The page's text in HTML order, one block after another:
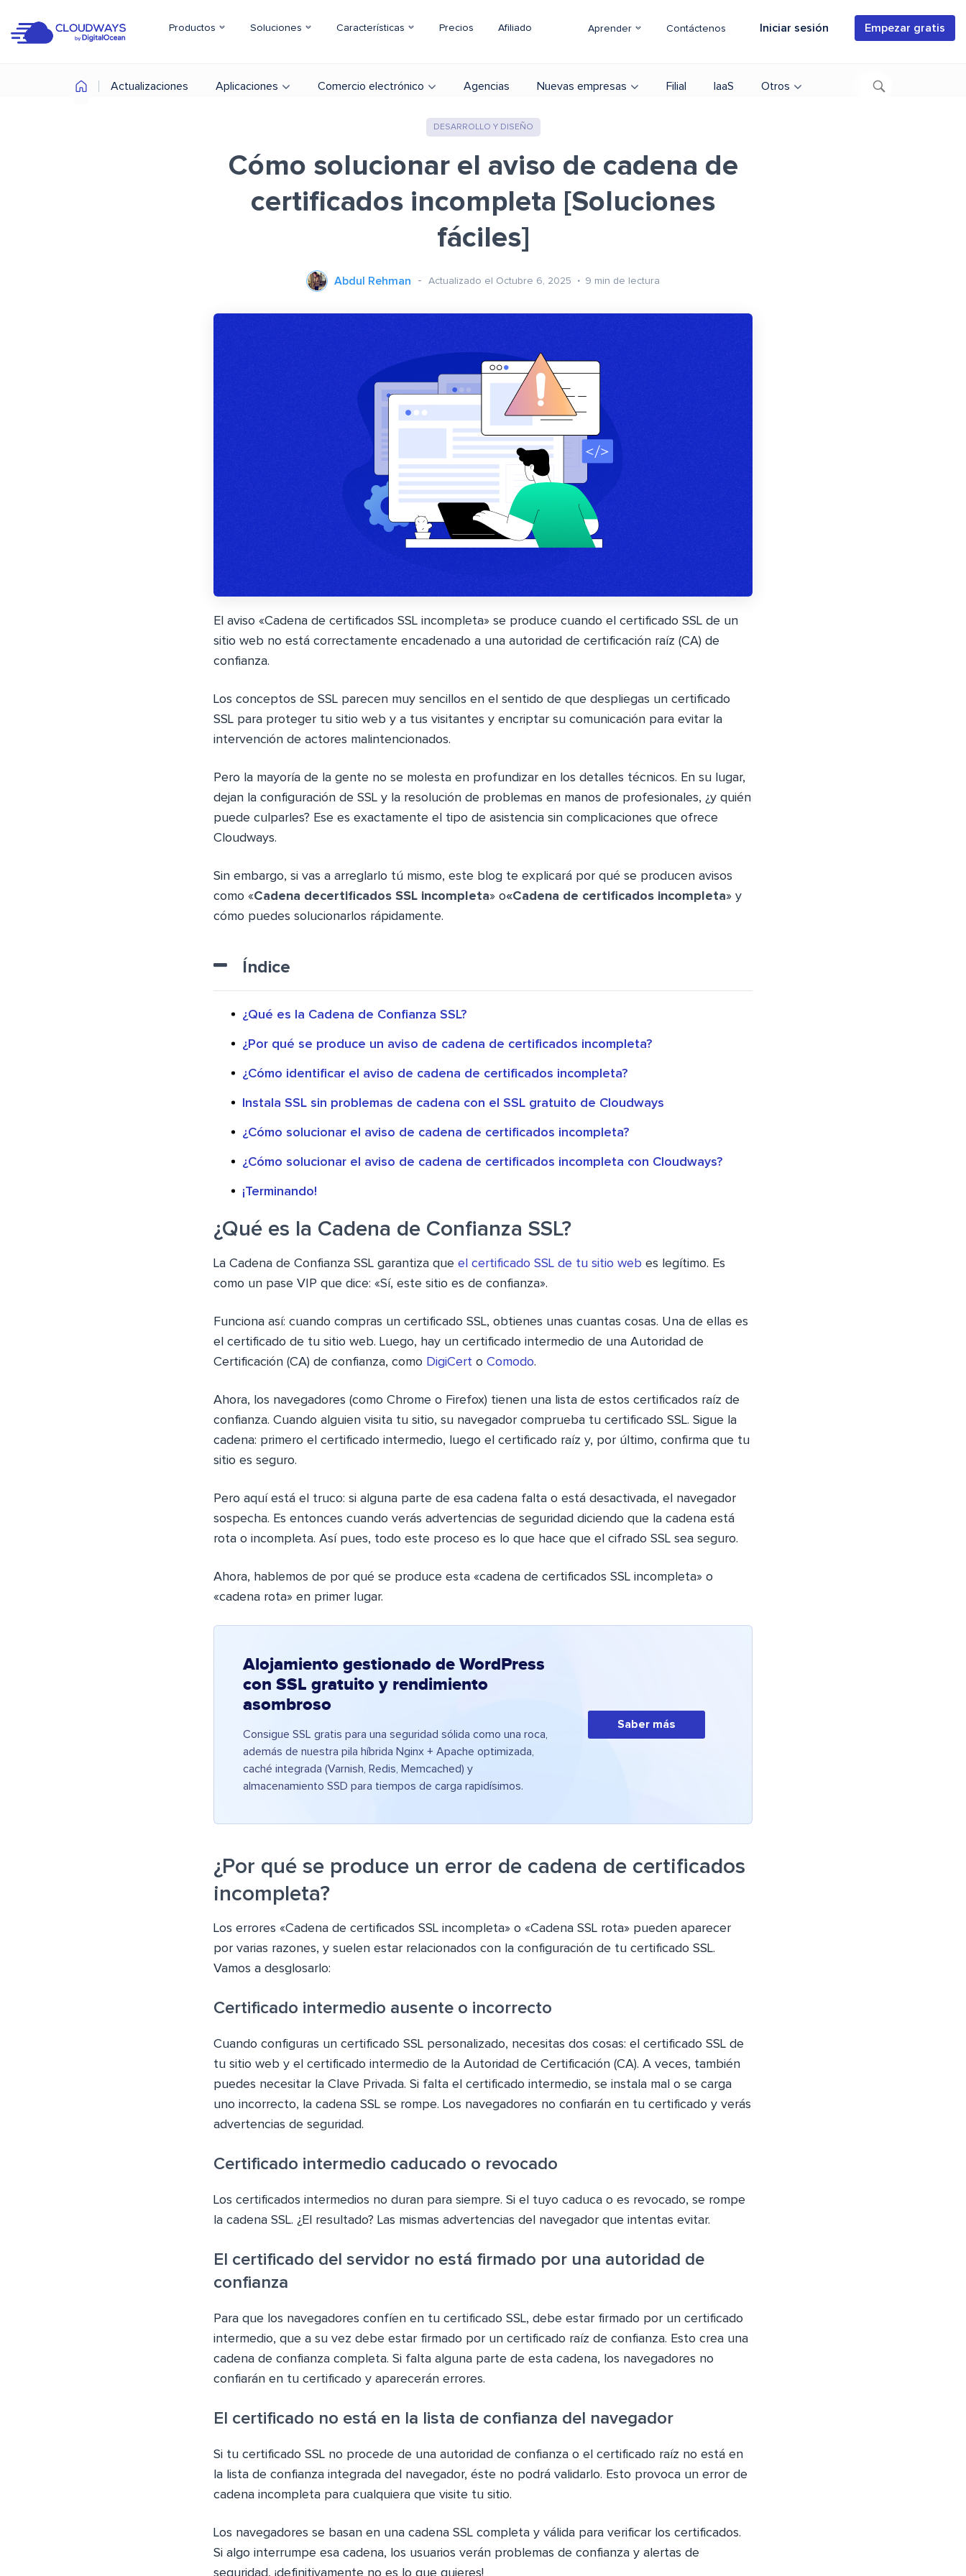
Productos Soluciones Características Precios Afiliado Aprender Contáctenos Iniciar sesión Empezar gratis
Actualizaciones Aplicaciones Comercio electrónico Agencias Nuevas empresas Filial IaaS Otros
DESARROLLO Y DISEÑO
Cómo solucionar el aviso de cadena de
certificados incompleta [Soluciones
fáciles]
Abdul Rehman Actualizado el Octubre 6, 2025 9 min de lectura
El aviso «Cadena de certificados SSL incompleta» se produce cuando el certificado SSL de un
sitio web no está correctamente encadenado a una autoridad de certificación raíz (CA) de
confianza.
Los conceptos de SSL parecen muy sencillos en el sentido de que despliegas un certificado
SSL para proteger tu sitio web y a tus visitantes y encriptar su comunicación para evitar la
intervención de actores malintencionados.
Pero la mayoría de la gente no se molesta en profundizar en los detalles técnicos. En su lugar,
dejan la configuración de SSL y la resolución de problemas en manos de profesionales, ¿y quién
puede culparles? Ese es exactamente el tipo de asistencia sin complicaciones que ofrece
Cloudways.
Sin embargo, si vas a arreglarlo tú mismo, este blog te explicará por qué se producen avisos
como «Cadena decertificados SSL incompleta» o«Cadena de certificados incompleta» y
cómo puedes solucionarlos rápidamente.
Índice
¿Qué es la Cadena de Confianza SSL?
¿Por qué se produce un aviso de cadena de certificados incompleta?
¿Cómo identificar el aviso de cadena de certificados incompleta?
Instala SSL sin problemas de cadena con el SSL gratuito de Cloudways
¿Cómo solucionar el aviso de cadena de certificados incompleta?
¿Cómo solucionar el aviso de cadena de certificados incompleta con Cloudways?
¡Terminando!
¿Qué es la Cadena de Confianza SSL?
La Cadena de Confianza SSL garantiza que el certificado SSL de tu sitio web es legítimo. Es
como un pase VIP que dice: «Sí, este sitio es de confianza».
Funciona así: cuando compras un certificado SSL, obtienes unas cuantas cosas. Una de ellas es
el certificado de tu sitio web. Luego, hay un certificado intermedio de una Autoridad de
Certificación (CA) de confianza, como DigiCert o Comodo.
Ahora, los navegadores (como Chrome o Firefox) tienen una lista de estos certificados raíz de
confianza. Cuando alguien visita tu sitio, su navegador comprueba tu certificado SSL. Sigue la
cadena: primero el certificado intermedio, luego el certificado raíz y, por último, confirma que tu
sitio es seguro.
Pero aquí está el truco: si alguna parte de esa cadena falta o está desactivada, el navegador
sospecha. Es entonces cuando verás advertencias de seguridad diciendo que la cadena está
rota o incompleta. Así pues, todo este proceso es lo que hace que el cifrado SSL sea seguro.
Ahora, hablemos de por qué se produce esta «cadena de certificados SSL incompleta» o
«cadena rota» en primer lugar.
Alojamiento gestionado de WordPress
con SSL gratuito y rendimiento
asombroso
Consigue SSL gratis para una seguridad sólida como una roca,
además de nuestra pila híbrida Nginx + Apache optimizada,
caché integrada (Varnish, Redis, Memcached) y
almacenamiento SSD para tiempos de carga rapidísimos.
Saber más
¿Por qué se produce un error de cadena de certificados
incompleta?
Los errores «Cadena de certificados SSL incompleta» o «Cadena SSL rota» pueden aparecer
por varias razones, y suelen estar relacionados con la configuración de tu certificado SSL.
Vamos a desglosarlo:
Certificado intermedio ausente o incorrecto
Cuando configuras un certificado SSL personalizado, necesitas dos cosas: el certificado SSL de
tu sitio web y el certificado intermedio de la Autoridad de Certificación (CA). A veces, también
puedes necesitar la Clave Privada. Si falta el certificado intermedio, se instala mal o se carga
uno incorrecto, la cadena SSL se rompe. Los navegadores no confiarán en tu certificado y verás
advertencias de seguridad.
Certificado intermedio caducado o revocado
Los certificados intermedios no duran para siempre. Si el tuyo caduca o es revocado, se rompe
la cadena SSL. ¿El resultado? Las mismas advertencias del navegador que intentas evitar.
El certificado del servidor no está firmado por una autoridad de
confianza
Para que los navegadores confíen en tu certificado SSL, debe estar firmado por un certificado
intermedio, que a su vez debe estar firmado por un certificado raíz de confianza. Esto crea una
cadena de confianza completa. Si falta alguna parte de esta cadena, los navegadores no
confiarán en tu certificado y aparecerán errores.
El certificado no está en la lista de confianza del navegador
Si tu certificado SSL no procede de una autoridad de confianza o el certificado raíz no está en
la lista de confianza integrada del navegador, éste no podrá validarlo. Esto provoca un error de
cadena incompleta para cualquiera que visite tu sitio.
Los navegadores se basan en una cadena SSL completa y válida para verificar los certificados.
Si algo interrumpe esa cadena, los usuarios verán problemas de confianza y alertas de
seguridad, ¡definitivamente no es lo que quieres!